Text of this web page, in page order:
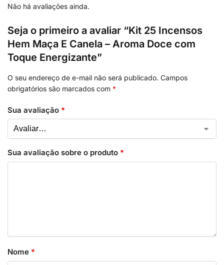
Não há avaliações ainda.
Seja o primeiro a avaliar “Kit 25 Incensos
Hem Maça E Canela – Aroma Doce com
Toque Energizante”
O seu endereço de e-mail não será publicado. Campos
obrigatórios são marcados com *
Sua avaliação *
Sua avaliação sobre o produto *
Nome *